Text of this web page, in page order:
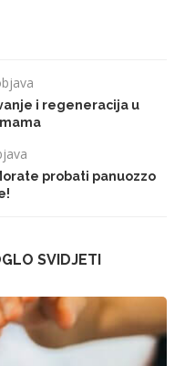
i regeneracija u
probati panuozzo
SVIDJETI